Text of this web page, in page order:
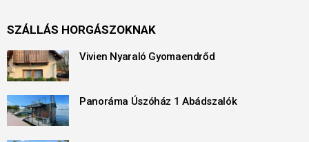
SZÁLLÁS HORGÁSZOKNAK
Vivien Nyaraló Gyomaendrőd
Panoráma Úszóház 1 Abádszalók